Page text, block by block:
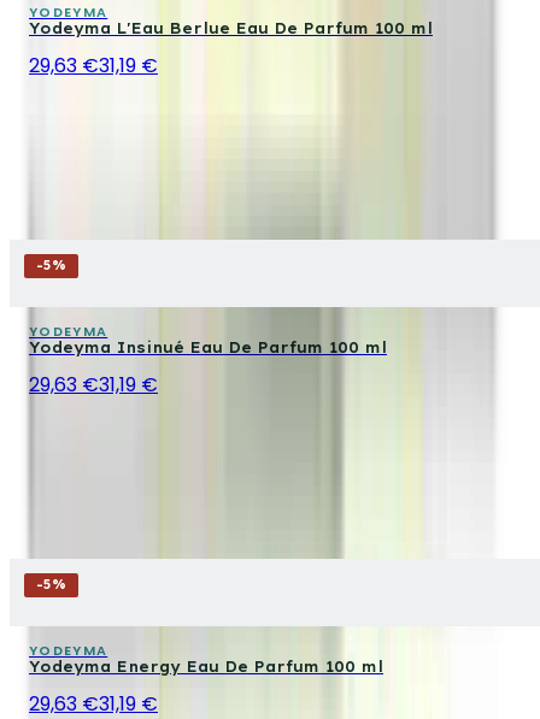
YODEYMA
Yodeyma L'Eau Berlue Eau De Parfum 100 ml
29,63 €31,19 €
-5%
YODEYMA
Yodeyma Insinué Eau De Parfum 100 ml
29,63 €31,19 €
-5%
YODEYMA
Yodeyma Energy Eau De Parfum 100 ml
29,63 €31,19 €